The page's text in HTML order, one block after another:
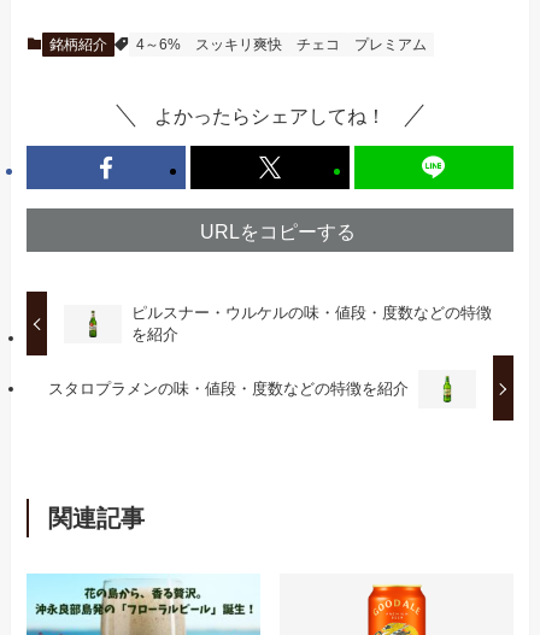
銘柄紹介 4～6% スッキリ爽快 チェコ プレミアム
よかったらシェアしてね！
URLをコピーする
ピルスナー・ウルケルの味・値段・度数などの特徴
を紹介
スタロプラメンの味・値段・度数などの特徴を紹介
関連記事